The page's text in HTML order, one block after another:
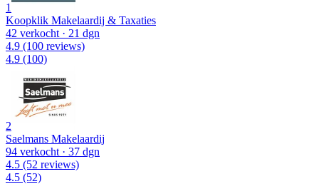
1
Koopklik Makelaardij & Taxaties
42 verkocht · 21 dgn
4.9 (100 reviews)
4.9 (100)
2
Saelmans Makelaardij
94 verkocht · 37 dgn
4.5 (52 reviews)
4.5 (52)